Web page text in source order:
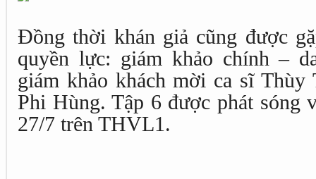
Đồng thời khán giả cũng được
quyền lực: giám khảo chính –
giám khảo khách mời ca sĩ Thùy
Phi Hùng. Tập 6 được phát sóng
27/7 trên THVL1.